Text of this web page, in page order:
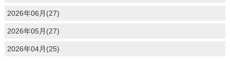
2026年06月(27)
2026年05月(27)
2026年04月(25)